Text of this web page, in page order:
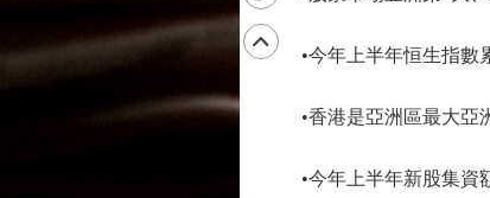
•今年上半年恒生指數累
•香港是亞洲區最大亞洲
•今年上半年新股集資額